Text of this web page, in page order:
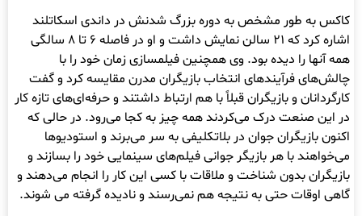
کاکس به طور مشخص به دوره بزرگ شدنش در داندی اسکاتلند
اشاره کرد که ۲۱ سالن نمایش داشت و او در فاصله ۶ تا ۸ سالگی
همه آنها را دیده بود. وی همچنین فیلمسازی زمان خود را با
چالش‌های فرآیندهای انتخاب بازیگران مدرن مقایسه کرد و گفت
کارگردانان و بازیگران قبلاً با هم ارتباط داشتند و حرفه‌ای‌های تازه کار
در این صنعت درک می‌کردند همه چیز به کجا می‌رود. در حالی که
اکنون بازیگران جوان در بلاتکلیفی به سر می‌برند و استودیوها
می‌خواهند با هر بازیگر جوانی فیلم‌های سینمایی خود را بسازند و
بازیگران بدون شناخت و ملاقات با کسی این کار را انجام می‌دهند و
گاهی اوقات حتی به نتیجه هم نمی‌رسند و نادیده گرفته می شوند.